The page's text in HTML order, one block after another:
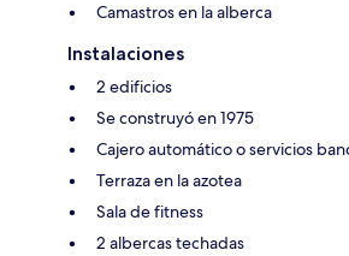
Camastros en la alberca
Instalaciones
2 edificios
Se construyó en 1975
Cajero automático o servicios
Terraza en la azotea
Sala de fitness
2 albercas techadas